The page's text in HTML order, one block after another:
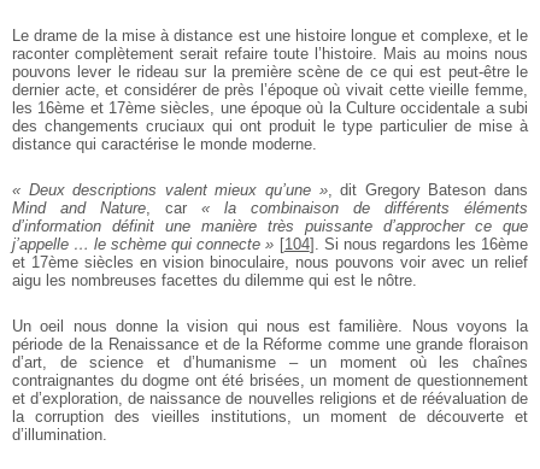
Le drame de la mise à distance est une histoire longue et complexe, et le
raconter complètement serait refaire toute l’histoire. Mais au moins nous
pouvons lever le rideau sur la première scène de ce qui est peut-être le
dernier acte, et considérer de près l’époque où vivait cette vieille femme,
les 16ème et 17ème siècles, une époque où la Culture occidentale a subi
des changements cruciaux qui ont produit le type particulier de mise à
distance qui caractérise le monde moderne.
« Deux descriptions valent mieux qu’une », dit Gregory Bateson dans
Mind and Nature , car « la combinaison de différents éléments
d’information définit une manière très puissante d’approcher ce que
j’appelle … le schème qui connecte » [104]
. Si nous regardons les 16ème
et 17ème siècles en vision binoculaire, nous pouvons voir avec un relief
aigu les nombreuses facettes du dilemme qui est le nôtre.
Un oeil nous donne la vision qui nous est familière. Nous voyons la
période de la Renaissance et de la Réforme comme une grande floraison
d’art, de science et d’humanisme – un moment où les chaînes
contraignantes du dogme ont été brisées, un moment de questionnement
et d’exploration, de naissance de nouvelles religions et de réévaluation de
la corruption des vieilles institutions, un moment de découverte et
d’illumination.